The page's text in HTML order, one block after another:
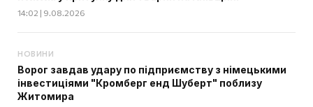
14:02 | 9.08.2026
НОВИНИ
Ворог завдав удару по підприємству з німецькими
інвестиціями "Кромберг енд Шуберт" поблизу
Житомира